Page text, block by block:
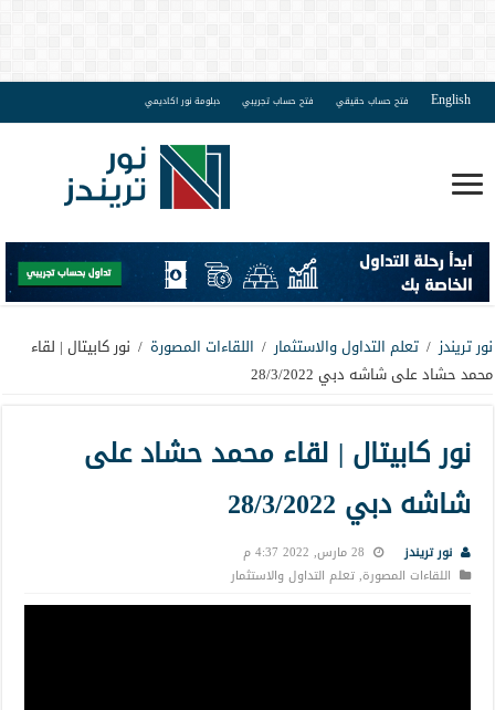
English فتح حساب حقيقي فتح حساب تجريبي دبلومة نور اكاديمي
نور تريندز / تعلم التداول والاستثمار / اللقاءات المصورة / نور كابيتال | لقاء
محمد حشاد على شاشه دبي 28/3/2022
نور كابيتال | لقاء محمد حشاد على
شاشه دبي 28/3/2022
نور تريندز
28 مارس, 2022 4:37 م
اللقاءات المصورة,تعلم التداول والاستثمار